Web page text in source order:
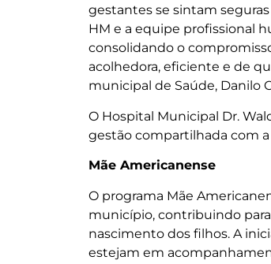
gestantes se sintam
HM e a equipe profissional
consolidando o
acolhedora, eficiente e de
municipal de Saúde, Danilo
O Hospital Municipal Dr.
gestão compartilhada com
Mãe Americanense
O programa Mãe
município, contribuindo
nascimento dos filhos. A
estejam em